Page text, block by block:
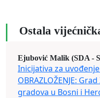
Ostala
Ejubović Malik (SDA -
Inicijativa za
OBRAZLOŽENJE:
gradova u Bosni i